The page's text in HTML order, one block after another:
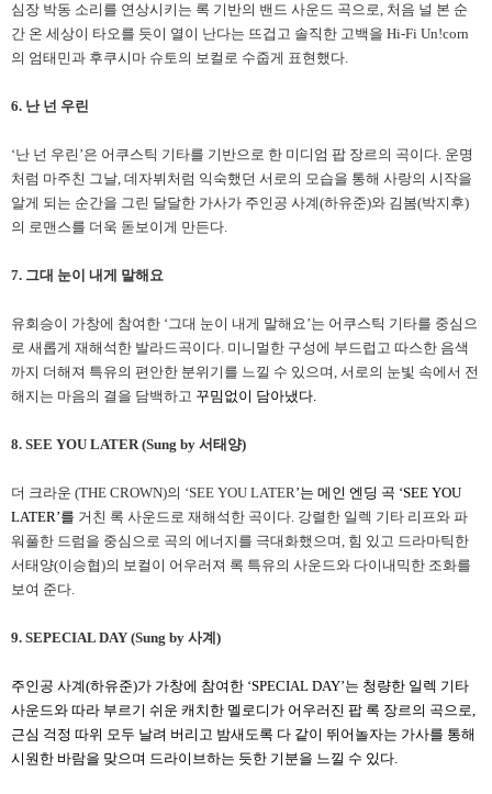
심장 박동 소리를 연상시키는 록 기반의 밴드 사운드 곡으로, 처음 널 본 순
간 온 세상이 타오를 듯이 열이 난다는 뜨겁고 솔직한 고백을 Hi-Fi Un!corn
의 엄태민과 후쿠시마 슈토의 보컬로 수줍게 표현했다.
6. 난 넌 우린
‘난 넌 우린’은 어쿠스틱 기타를 기반으로 한 미디엄 팝 장르의 곡이다. 운명
처럼 마주친 그날, 데자뷔처럼 익숙했던 서로의 모습을 통해 사랑의 시작을
알게 되는 순간을 그린 달달한 가사가 주인공 사계(하유준)와 김봄(박지후)
의 로맨스를 더욱 돋보이게 만든다.
7. 그대 눈이 내게 말해요
유회승이 가창에 참여한 ‘그대 눈이 내게 말해요’는 어쿠스틱 기타를 중심으
로 새롭게 재해석한 발라드곡이다. 미니멀한 구성에 부드럽고 따스한 음색
까지 더해져 특유의 편안한 분위기를 느낄 수 있으며, 서로의 눈빛 속에서 전
해지는 마음의 결을 담백하고 꾸밈없이 담아냈다.
8. SEE YOU LATER (Sung by 서태양)
더 크라운 (THE CROWN)의 ‘SEE YOU LATER’는 메인 엔딩 곡 ‘SEE YOU
LATER’를 거친 록 사운드로 재해석한 곡이다. 강렬한 일렉 기타 리프와 파
워풀한 드럼을 중심으로 곡의 에너지를 극대화했으며, 힘 있고 드라마틱한
서태양(이승협)의 보컬이 어우러져 록 특유의 사운드와 다이내믹한 조화를
보여 준다.
9. SEPECIAL DAY (Sung by 사계)
주인공 사계(하유준)가 가창에 참여한 ‘SPECIAL DAY’는 청량한 일렉 기타
사운드와 따라 부르기 쉬운 캐치한 멜로디가 어우러진 팝 록 장르의 곡으로,
근심 걱정 따위 모두 날려 버리고 밤새도록 다 같이 뛰어놀자는 가사를 통해
시원한 바람을 맞으며 드라이브하는 듯한 기분을 느낄 수 있다.